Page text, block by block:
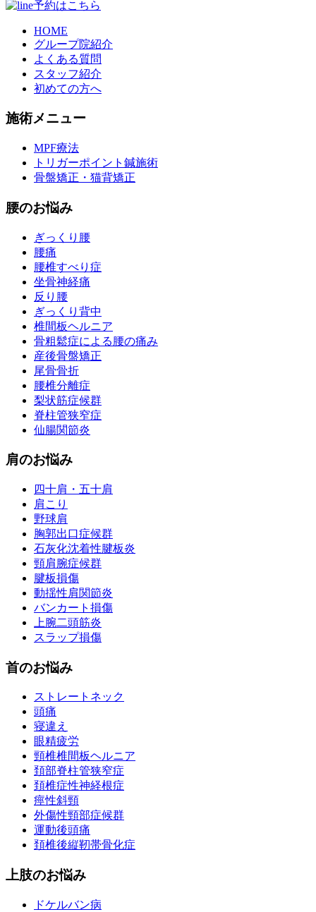
HOME
グループ院紹介
よくある質問
スタッフ紹介
初めての方へ
施術メニュー
MPF療法
トリガーポイント鍼施術
骨盤矯正・猫背矯正
腰のお悩み
ぎっくり腰
腰痛
腰椎すべり症
坐骨神経痛
反り腰
ぎっくり背中
椎間板ヘルニア
骨粗鬆症による腰の痛み
産後骨盤矯正
尾骨骨折
腰椎分離症
梨状筋症候群
脊柱管狭窄症
仙腸関節炎
肩のお悩み
四十肩・五十肩
肩こり
野球肩
胸郭出口症候群
石灰化沈着性腱板炎
頸肩腕症候群
腱板損傷
動揺性肩関節炎
バンカート損傷
上腕二頭筋炎
スラップ損傷
首のお悩み
ストレートネック
頭痛
寝違え
眼精疲労
頸椎椎間板ヘルニア
頚部脊柱管狭窄症
頚椎症性神経根症
痙性斜頸
外傷性頸部症候群
運動後頭痛
頚椎後縦靭帯骨化症
上肢のお悩み
ドケルバン病